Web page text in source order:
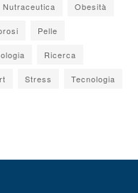
Nutraceutica Obesità
Pelle
Ricerca
Stress Tecnologia